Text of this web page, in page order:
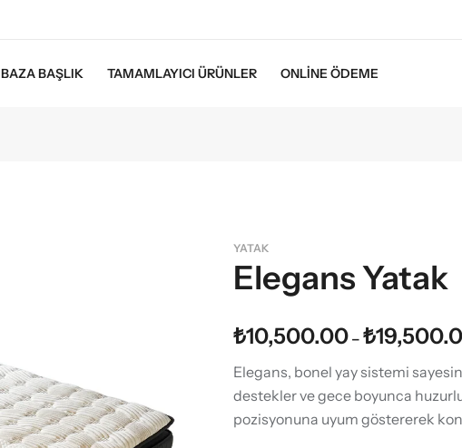
BAZA BAŞLIK TAMAMLAYICI ÜRÜNLER ONLINE ÖDEME
YATAK
Elegans Yatak
₺10,500.00 – ₺
Elegans, bonel yay sistemi
destekler ve gece boyunca
pozisyonuna uyum göstererek